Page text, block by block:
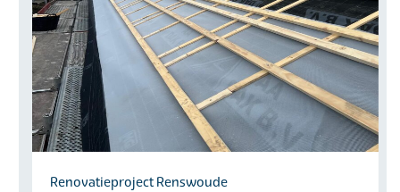
Renovatieproject Renswoude